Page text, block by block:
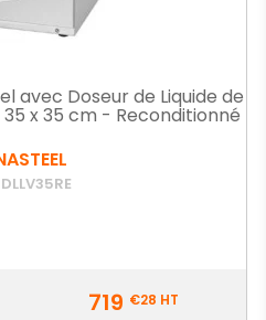
avec Doseur de Liquide de
x 35 cm - Reconditionné
DLLV35RE
719 €28 HT